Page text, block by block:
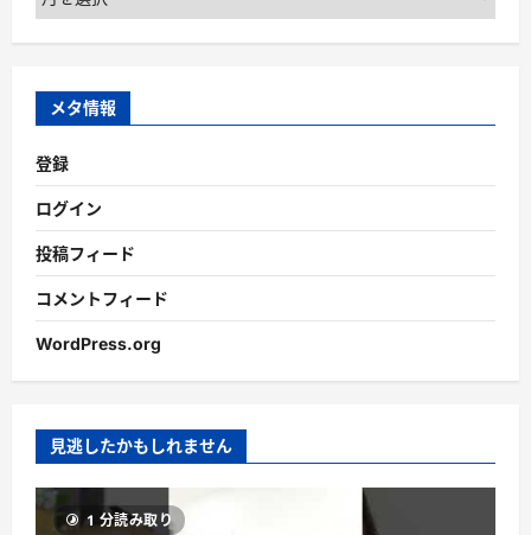
ー
カ
ブ
メタ情報
登録
ログイン
投稿フィード
コメントフィード
WordPress.org
見逃したかもしれません
1 分読み取り